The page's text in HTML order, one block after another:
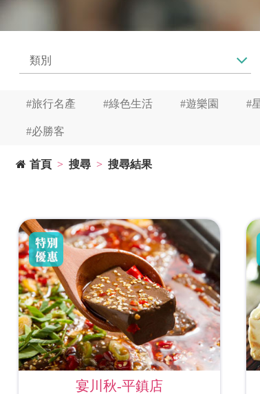
#旅行名產 #綠色生活 #遊樂園 #
#必勝客
首頁 搜尋 搜尋結果
宴川秋-平鎮店